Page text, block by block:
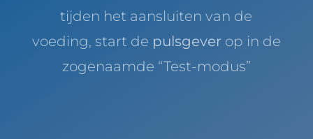
tijden het aansluiten van de
voeding, start de pulsgeverop in de
zogenaamde “Test-modus”